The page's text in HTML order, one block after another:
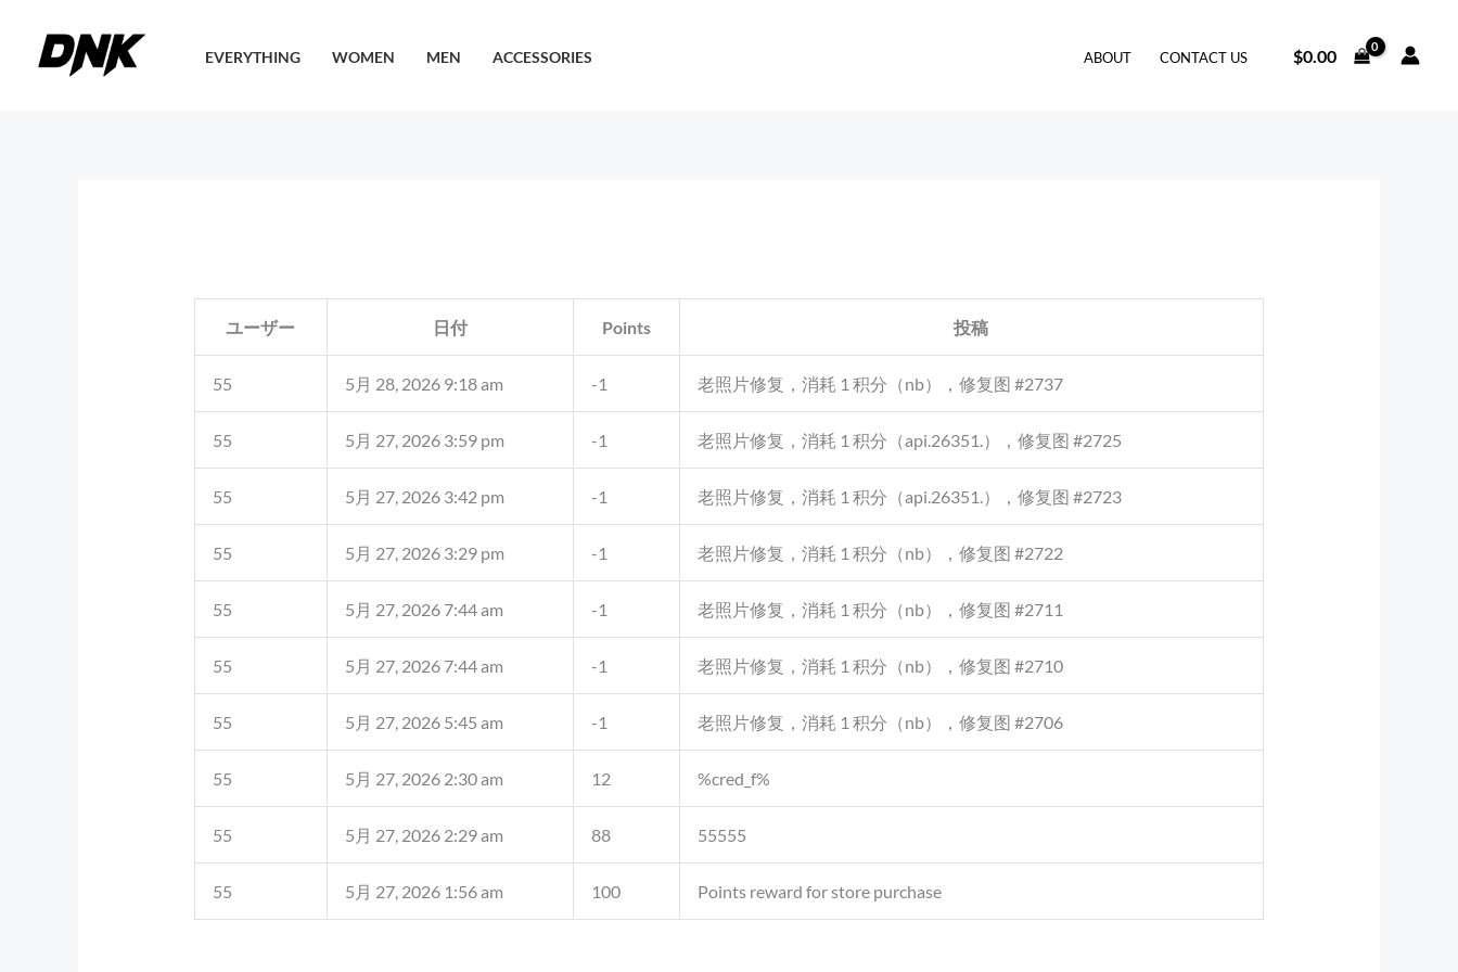
EVERYTHING WOMEN MEN ACCESSORIES ABOUT CONTACT US $0.00
ユーザー 日付 Points 投稿
55 5月 28, 2026 9:18 am -1 老照片修复，消耗 1 积分（nb），修复图 #2737
55 5月 27, 2026 3:59 pm -1 老照片修复，消耗 1 积分（api.26351.），修复图 #2725
55 5月 27, 2026 3:42 pm -1 老照片修复，消耗 1 积分（api.26351.），修复图 #2723
55 5月 27, 2026 3:29 pm -1 老照片修复，消耗 1 积分（nb），修复图 #2722
55 5月 27, 2026 7:44 am -1 老照片修复，消耗 1 积分（nb），修复图 #2711
55 5月 27, 2026 7:44 am -1 老照片修复，消耗 1 积分（nb），修复图 #2710
55 5月 27, 2026 5:45 am -1 老照片修复，消耗 1 积分（nb），修复图 #2706
55 5月 27, 2026 2:30 am 12 %cred_f%
55 5月 27, 2026 2:29 am 88 55555
55 5月 27, 2026 1:56 am 100 Points reward for store purchase